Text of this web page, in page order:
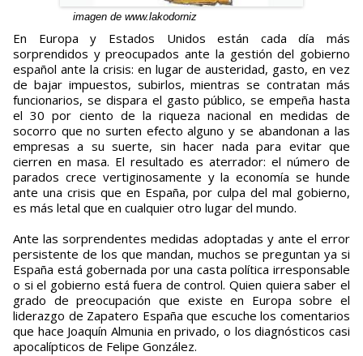
imagen de www.lakodorniz
En Europa y Estados Unidos están cada día más
sorprendidos y preocupados ante la gestión del gobierno
español ante la crisis: en lugar de austeridad, gasto, en vez
de bajar impuestos, subirlos, mientras se contratan más
funcionarios, se dispara el gasto público, se empeña hasta
el 30 por ciento de la riqueza nacional en medidas de
socorro que no surten efecto alguno y se abandonan a las
empresas a su suerte, sin hacer nada para evitar que
cierren en masa. El resultado es aterrador: el número de
parados crece vertiginosamente y la economía se hunde
ante una crisis que en España, por culpa del mal gobierno,
es más letal que en cualquier otro lugar del mundo.
Ante las sorprendentes medidas adoptadas y ante el error
persistente de los que mandan, muchos se preguntan ya si
España está gobernada por una casta política irresponsable
o si el gobierno está fuera de control. Quien quiera saber el
grado de preocupación que existe en Europa sobre el
liderazgo de Zapatero España que escuche los comentarios
que hace Joaquín Almunia en privado, o los diagnósticos casi
apocalípticos de Felipe González.